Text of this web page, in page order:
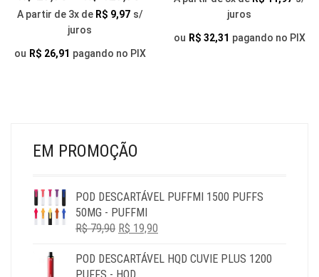
OPÇÕES
ESCOLHIDAS
RANGE:
R$ 29,90
THROUGH
A partir de 3x de R$ 9,97 s/
juros
ou R$ 26,91 pagando no PIX
juros
ou R$ 32,31 pagando no PIX
EM PROMOÇÃO
POD DESCARTÁVEL PUFFMI 1500 PUFFS
50MG - PUFFMI
R$79,90 O
ORIGINAL
R$ 19,90
ATUAL
POD DESCARTÁVEL HQD CUVIE PLUS 1200